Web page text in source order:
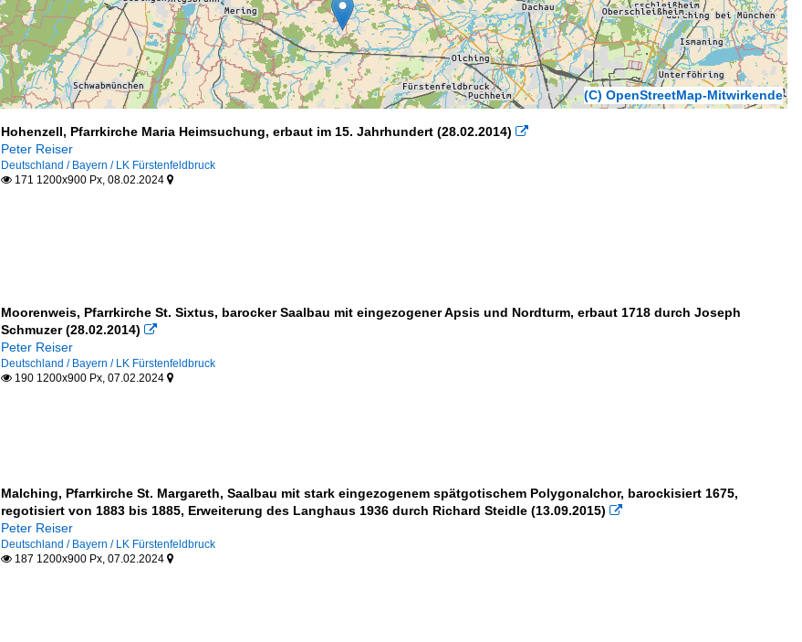
(C) OpenStreetMap-Mitwirkende
Hohenzell, Pfarrkirche Maria Heimsuchung, erbaut im 15. Jahrhundert (28.02.2014) 
Peter Reiser
Deutschland / Bayern / LK Fürstenfeldbruck
171 1200x900 Px, 08.02.2024 
Moorenweis, Pfarrkirche St. Sixtus, barocker Saalbau mit eingezogener Apsis und Nordturm, erbaut 1718 durch Joseph
Schmuzer (28.02.2014) 
Peter Reiser
Deutschland / Bayern / LK Fürstenfeldbruck
190 1200x900 Px, 07.02.2024 
Malching, Pfarrkirche St. Margareth, Saalbau mit stark eingezogenem spätgotischem Polygonalchor, barockisiert 1675,
regotisiert von 1883 bis 1885, Erweiterung des Langhaus 1936 durch Richard Steidle (13.09.2015) 
Peter Reiser
Deutschland / Bayern / LK Fürstenfeldbruck
187 1200x900 Px, 07.02.2024 